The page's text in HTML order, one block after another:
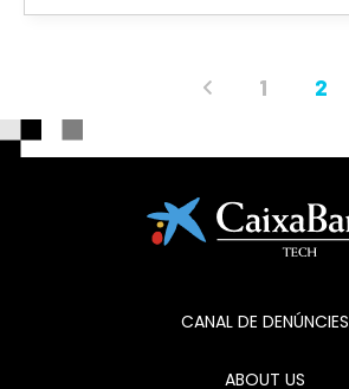
1 2
CANAL DE DENÚNCIES
ABOUT US